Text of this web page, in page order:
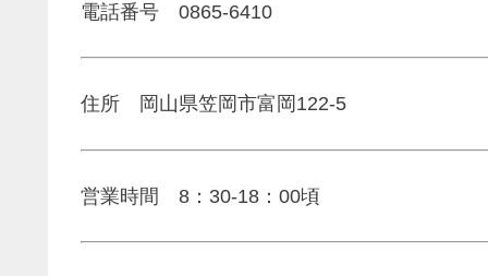
電話番号 0865-6410
住所 岡山県笠岡市富岡122-5
営業時間 8：30-18：00頃